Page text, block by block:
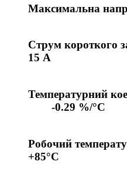
Максимальна
Струм короткого
15 А
Температурний
-0.29 %/°C
Робочий
+85°C